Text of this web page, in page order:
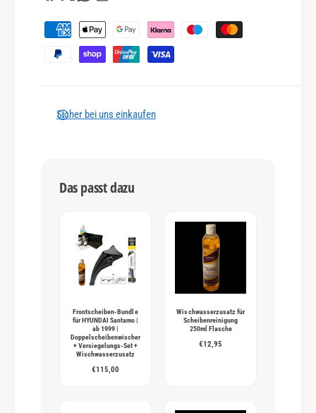
Z
a
Sicher bei uns einkaufen
Das passt dazu
Frontscheiben-Bundle
für HYUNDAI Santamo |
ab 1999 |
Doppelscheibenwischer
+ Versiegelungs-Set +
Wischwasserzusatz
€115,00
Wischwasserzusatz für
Scheibenreinigung
250ml Flasche
€12,95